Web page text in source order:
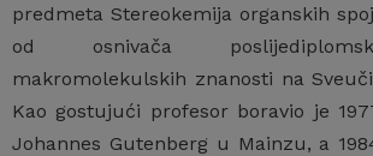
predmeta Stereokemija organskih
od osnivača
makromolekulskih znanosti na
Kao gostujući profesor boravio je
Johannes Gutenberg u Mainzu, a